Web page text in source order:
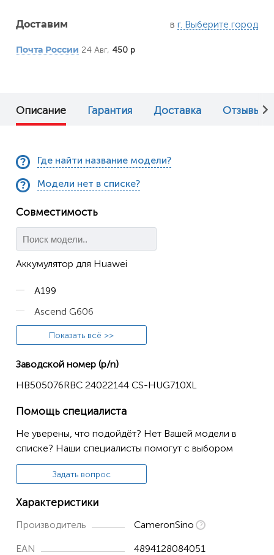
Доставим в г. Выберите город
Почта России 24 Авг, 450 р
Описание Гарантия Доставка Отзывы (0)
Где найти название модели?
Модели нет в списке?
Совместимость
Аккумулятор для Huawei
A199
Ascend G606
Ascend G610
Ascend G700
Ascend G700-T00
Ascend G710
Ascend G716-L070
Показать всё >>
Заводской номер (p/n)
HB505076RBC 24022144 CS-HUG710XL
Помощь специалиста
Не уверены, что подойдёт? Нет Вашей модели в
списке? Наши специалисты помогут с выбором
Задать вопрос
Характеристики
Производитель CameronSino
EAN 4894128084051